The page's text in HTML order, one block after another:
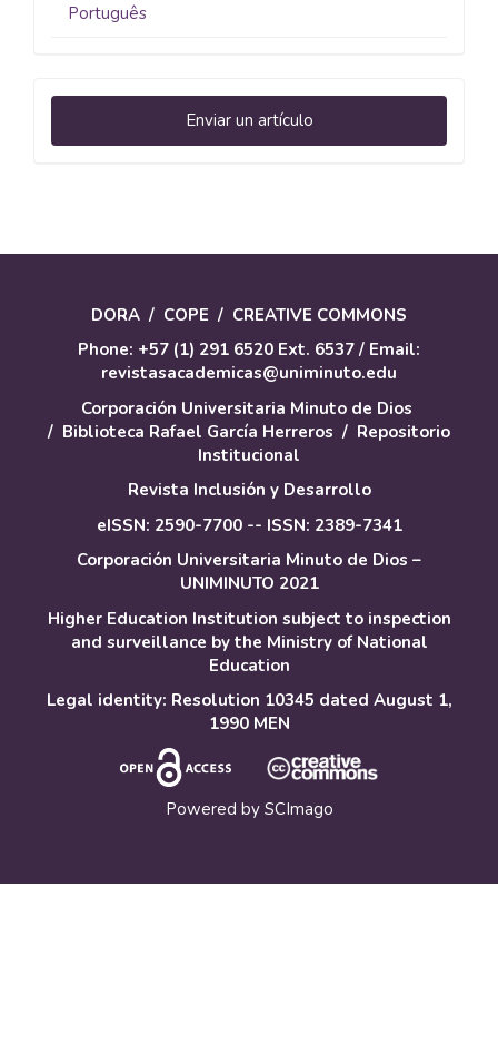
Português
Enviar
un
Enviar un artículo
DORA / COPE / CREATIVE COMMONS
Phone: +57 (1) 291 6520 Ext. 6537 / Email:
revistasacademicas@uniminuto.edu
Corporación Universitaria Minuto de Dios
/ Biblioteca Rafael García Herreros / Repositorio
Institucional
Revista Inclusión y Desarrollo
eISSN: 2590-7700 -- ISSN: 2389-7341
Corporación Universitaria Minuto de Dios –
UNIMINUTO 2021
Higher Education Institution subject to inspection
and surveillance by the Ministry of National
Education
Legal identity: Resolution 10345 dated August 1,
1990 MEN
Powered by SCImago